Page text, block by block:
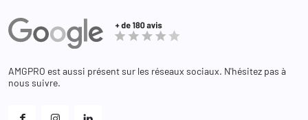
Equipements
Bagagerie
Adresses
Bons de réduction
Changer votre mot de passe ?
Et les cookies ?
AMGPRO est aussi présent sur les réseaux sociaux. N'hésitez pas à
nous suivre.